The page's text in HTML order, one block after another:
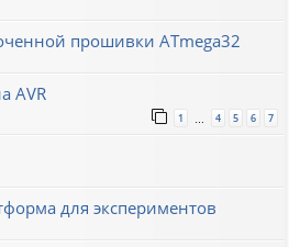
прошивки ATmega32
AVR
1 4 5 6 7
для экспериментов